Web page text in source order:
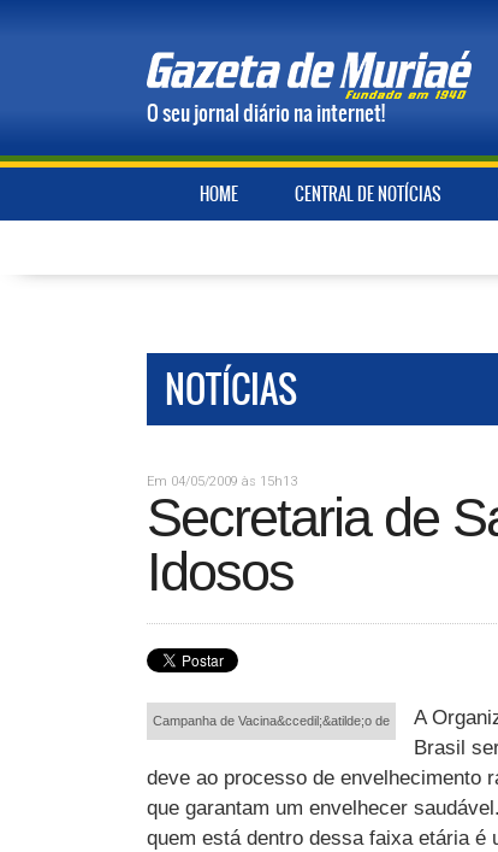
O seu jornal diário na internet!
HOME CENTRAL DE NOTÍCIAS
NOTÍCIAS
Em 04/05/2009 às 15h13
Secretaria de
Idosos
Campanha de Vacina&ccedil;&atilde;o de
A
Brasil
deve ao processo de envelhecimento
que garantam um envelhecer
quem está dentro dessa faixa etária é